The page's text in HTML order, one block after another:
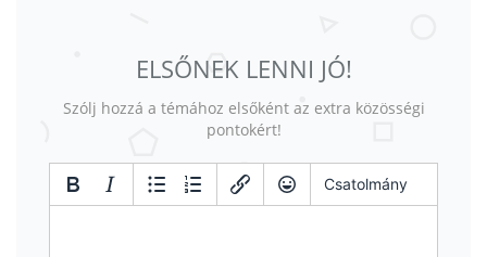
ELSŐNEK LENNI JÓ!
Szólj hozzá a témához elsőként az extra közösségi
pontokért!
Csatolmány